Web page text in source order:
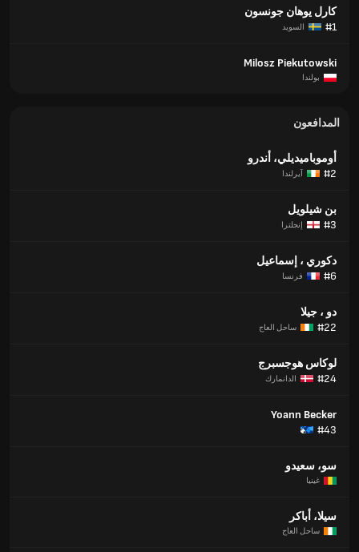
كارل يوهان جونسون
#1
السويد
Milosz Piekutowski
بولندا
المدافعون
أوموباميديلي، أندرو
#2
آيرلندا
بن شيلويل
#3
إنجلترا
دكوري ، إسماعيل
#6
فرنسا
دو ، جيلا
#22
ساحل العاج
لوكاس هوجسبرج
#24
الدانمارك
Yoann Becker
#43
سو، سعيدو
غينيا
سيلا، أباكر
ساحل العاج